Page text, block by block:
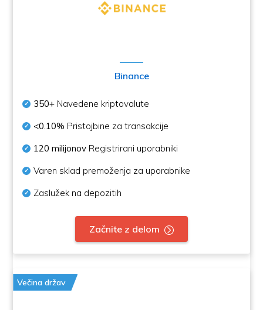
Binance
350+ Navedene kriptovalute
<0.10% Pristojbine za transakcije
120 milijonov Registrirani uporabniki
Varen sklad premoženja za uporabnike
Zaslužek na depozitih
Začnite z delom
Večina držav